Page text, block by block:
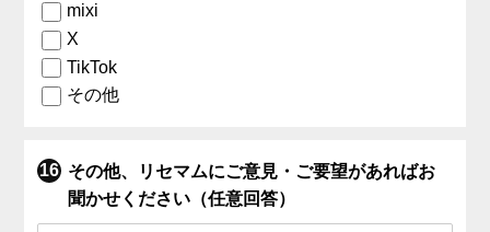
mixi
X
TikTok
その他
その他、リセマムにご意見・ご要望があればお
聞かせください（任意回答）